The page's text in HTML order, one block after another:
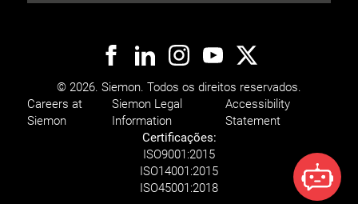
© 2026. Siemon. Todos os direitos reservados.
Careers at
Siemon
Siemon Legal
Information
Accessibility
Statement
Certificações:
ISO9001:2015
ISO14001:2015
ISO45001:2018